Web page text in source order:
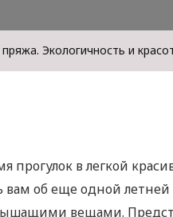
Экологичность и
в легкой
об еще одной летней
вещами.